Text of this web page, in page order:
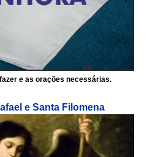
e as orações necessárias.
e Santa Filomena